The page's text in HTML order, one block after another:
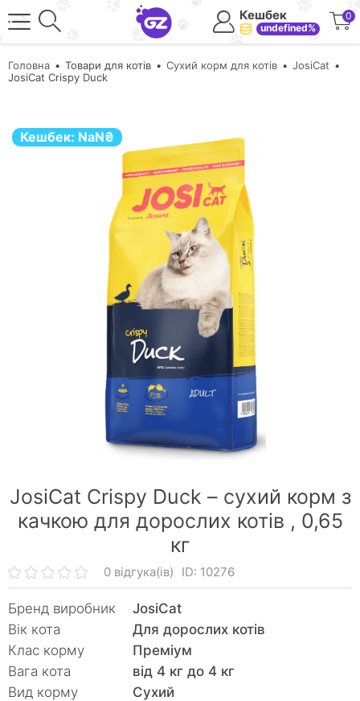
Кешбек
undefined%
0
Головна Товари для котів Сухий корм для котів
JosiCat
JosiCat Crispy Duck
Кешбек: NaN₴
JosiCat Crispy Duck – сухий корм з
качкою для дорослих котів , 0,65
кг
0 відгука(ів) ID: 10276
Бренд виробник
JosiCat
Вік кота
Для дорослих котів
Клас корму
Преміум
Вага кота
від 4 кг до 4 кг
Вид корму
Сухий